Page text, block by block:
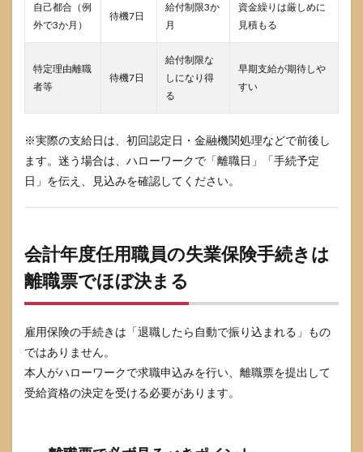
ーワ
ーク
行け
9.4
写真
は必
ず必
すか
国保
金の
安で
す
10
め
自己都合（例
外で3か月）
待機7日
給付制限3か
月
資金繰りは厳しめに
見積もる
特定理由離職
者等
待機7日
給付制限な
しになり得
る
早期支給が期待しや
すい
※実際の支給日は、初回認定日・金融機関処理などで前後し
ます。迷う場合は、ハローワークで「離職日」「手続予定
日」を伝え、見込みを確認してください。
会計年度任用職員の失業保険手続きは
離職票でほぼ決まる
雇用保険の手続きは「退職したら自動で振り込まれる」もの
ではありません。
本人がハローワークで求職申込みを行い、離職票を提出して
受給資格の決定を受ける必要があります。